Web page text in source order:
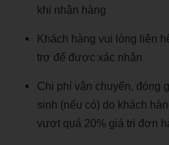
khi nhận hàng
Khách hàng vui lòng liên
trợ để được xác nhận
Chi phí vận chuyển, đóng
sinh (nếu có) do khách
vượt quá 20% giá trị đơn